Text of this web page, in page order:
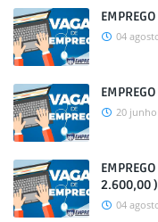
04
20 junho
2.600,00 )
04